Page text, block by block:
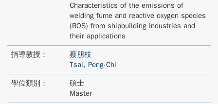
Characteristics of the emissions of
welding fume and reactive oxygen species
(ROS) from shipbuilding industries and
their applications
指導教授：
蔡朋枝
Tsai, Peng-Chi
學位類別：
碩士
Master